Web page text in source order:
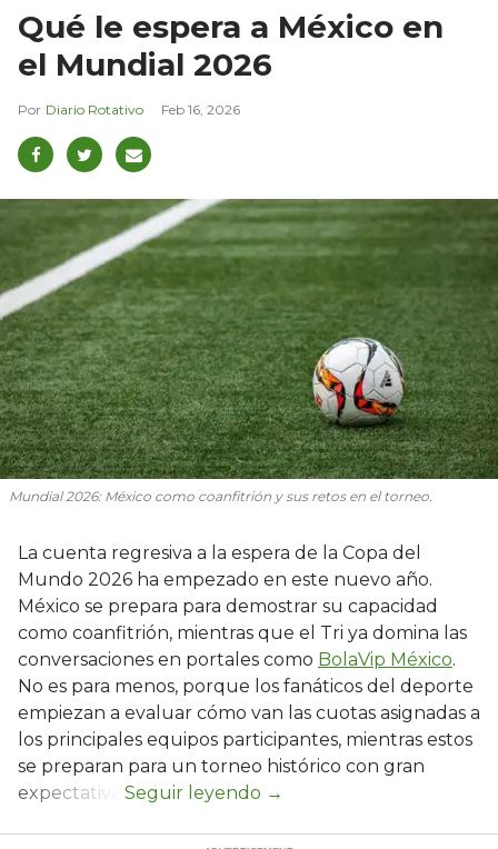
Qué le espera a México en
el Mundial 2026
Diario Rotativo Feb 16, 2026
Mundial 2026: México como coanfitrión y sus retos en el torneo.
La cuenta regresiva a la espera de la Copa del
Mundo 2026 ha empezado en este nuevo año.
México se prepara para demostrar su capacidad
como coanfitrión, mientras que el Tri ya domina las
conversaciones en portales como BolaVip México.
No es para menos, porque los fanáticos del deporte
empiezan a evaluar cómo van las cuotas asignadas a
los principales equipos participantes, mientras estos
se preparan para un torneo histórico con gran
expectativa.